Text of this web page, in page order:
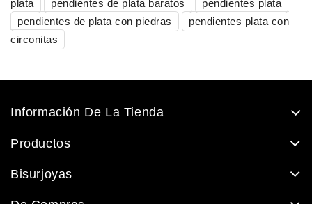
plata
pendientes de plata baratos
pendientes plata
pendientes de plata con piedras
pendientes plata con
circonitas
Información De La Tienda
Productos
Bisurjoyas